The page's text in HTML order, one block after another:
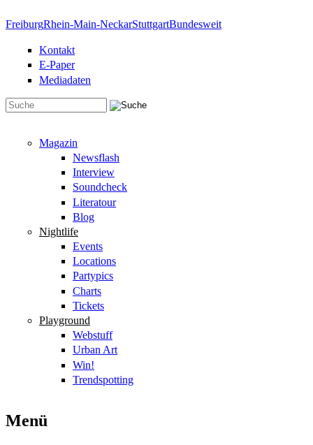
FreiburgRhein-Main-NeckarStuttgartBundesweit
Kontakt
E-Paper
Mediadaten
Magazin
Newsflash
Interview
Soundcheck
Literatour
Blog
Nightlife
Events
Locations
Partypics
Charts
Tickets
Playground
Webstuff
Urban Art
Win!
Trendspotting
Menü